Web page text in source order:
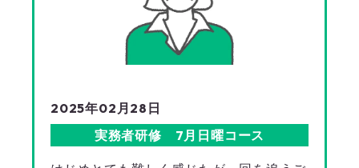
2025年02月28日
実務者研修 7月日曜コース